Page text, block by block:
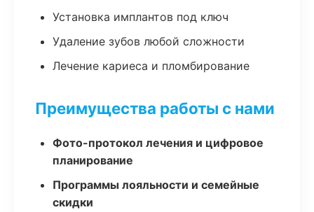
Установка имплантов под ключ
Удаление зубов любой сложности
Лечение кариеса и пломбирование
Преимущества работы с нами
Фото-протокол лечения и цифровое
планирование
Программы лояльности и семейные
скидки